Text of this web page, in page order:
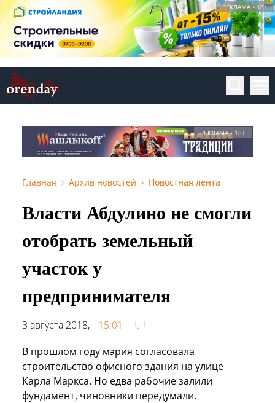
РЕКЛАМА • 18+
РЕКЛАМА • 18+
Главная Архив новостей Новостная лента
Власти Абдулино не смогли
отобрать земельный
участок у
предпринимателя
3 августа 2018,
15:01
В прошлом году мэрия согласовала
строительство офисного здания на улице
Карла Маркса. Но едва рабочие залили
фундамент, чиновники передумали.